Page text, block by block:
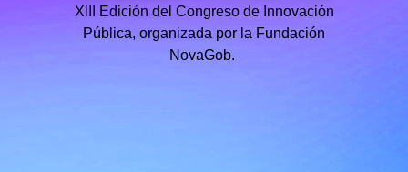
XIII Edición del Congreso de Innovación
Pública, organizada por la Fundación
NovaGob.